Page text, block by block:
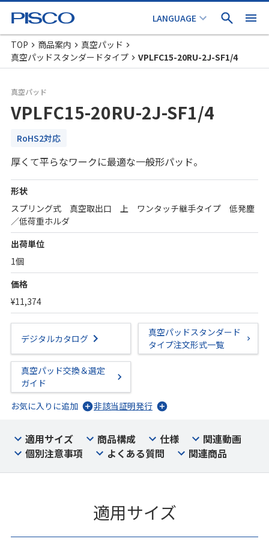
TOP 商品案内
真空パッド
真空パッドスタンダードタイプ
VPLFC15-20RU-2J-SF1/4
真空パッド
VPLFC15-20RU-2J-SF1/4
RoHS2対応
厚くて平らなワークに最適な一般形パッド。
形状
スプリング式 真空取出口 上 ワンタッチ継手タイプ 低発塵
／低荷重ホルダ
出荷単位
1個
価格
¥11,374
デジタルカタログ
真空パッドスタンダード
タイプ注文形式一覧
真空パッド交換＆選定
ガイド
お気に入りに追加
非該当証明発行
適用サイズ 商品構成 仕様
関連動画
個別注意事項
よくある質問 関連商品
適用サイズ